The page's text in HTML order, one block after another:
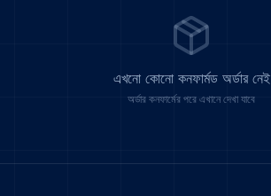
এখনো কোনো কনফার্মড অর্ডার নেই
অর্ডার কনফার্মের পরে এখানে দেখা যাবে